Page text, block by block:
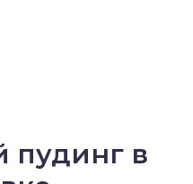
пудинг в